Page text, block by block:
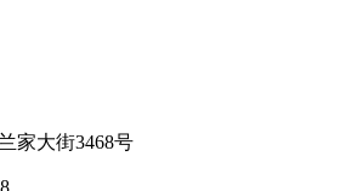
家大街3468号